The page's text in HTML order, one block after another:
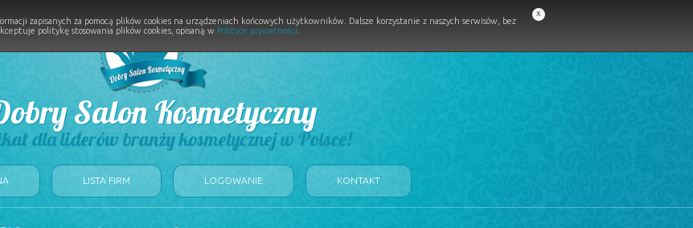
Salon Kosmetyczny
dla liderów branży kosmetycznej w Polsce!
LISTA FIRM LOGOWANIE KONTAKT
zapisanych za pomocą plików cookies na urządzeniach końcowych użytkowników. Dalsze korzystanie z naszych serwisów, bez
politykę stosowania plików cookies, opisaną w Polityce prywatności
x